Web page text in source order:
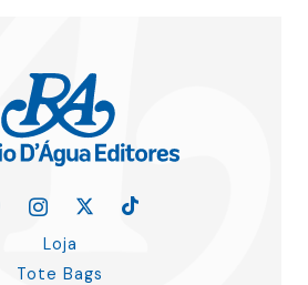
Loja
Tote Bags